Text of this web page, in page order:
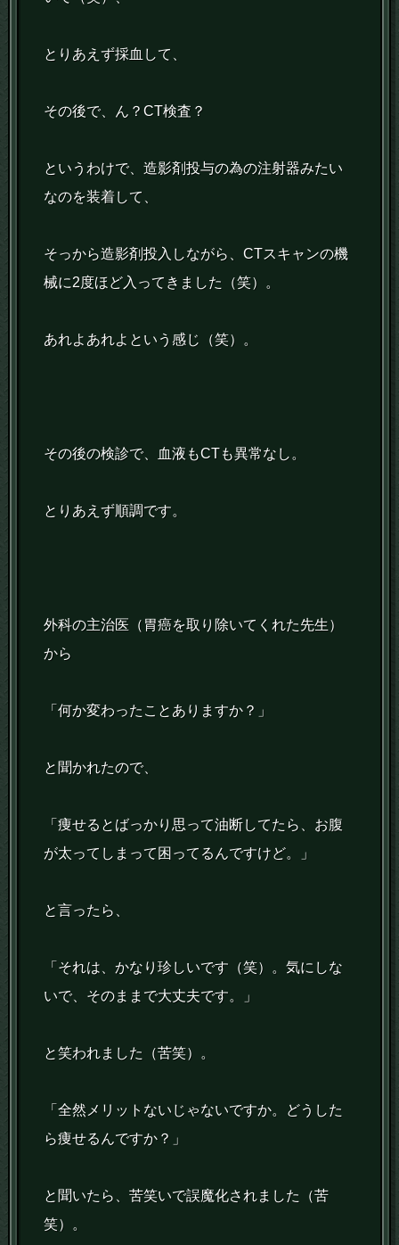
とりあえず採血して、
その後で、ん？CT検査？
というわけで、造影剤投与の為の注射器みたい
なのを装着して、
そっから造影剤投入しながら、CTスキャンの機
械に2度ほど入ってきました（笑）。
あれよあれよという感じ（笑）。
その後の検診で、血液もCTも異常なし。
とりあえず順調です。
外科の主治医（胃癌を取り除いてくれた先生）
から
「何か変わったことありますか？」
と聞かれたので、
「痩せるとばっかり思って油断してたら、お腹
が太ってしまって困ってるんですけど。」
と言ったら、
「それは、かなり珍しいです（笑）。気にしな
いで、そのままで大丈夫です。」
と笑われました（苦笑）。
「全然メリットないじゃないですか。どうした
ら痩せるんですか？」
と聞いたら、苦笑いで誤魔化されました（苦
笑）。